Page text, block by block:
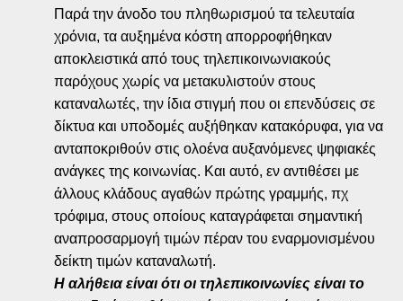
Παρά την άνοδο του πληθωρισμού τα τελευταία
χρόνια, τα αυξημένα κόστη απορροφήθηκαν
αποκλειστικά από τους τηλεπικοινωνιακούς
παρόχους χωρίς να μετακυλιστούν στους
καταναλωτές, την ίδια στιγμή που οι επενδύσεις σε
δίκτυα και υποδομές αυξήθηκαν κατακόρυφα, για να
ανταποκριθούν στις ολοένα αυξανόμενες ψηφιακές
ανάγκες της κοινωνίας. Και αυτό, εν αντιθέσει με
άλλους κλάδους αγαθών πρώτης γραμμής, πχ
τρόφιμα, στους οποίους καταγράφεται σημαντική
αναπροσαρμογή τιμών πέραν του εναρμονισμένου
δείκτη τιμών καταναλωτή.
Η αλήθεια είναι ότι οι τηλεπικοινωνίες είναι το